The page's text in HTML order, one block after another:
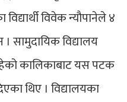
विवेक न्यौपानेले ४
सामुदायिक विद्यालय
कालिकाबाट यस पटक
थिए । विद्यालयका